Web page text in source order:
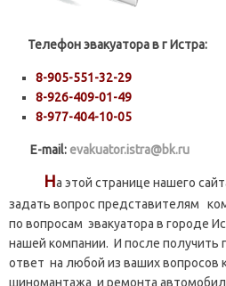
Телефон эвакуатора в г Истра:
8-905-551-32-29
8-926-409-01-49
8-977-404-10-05
E-mail:evakuator.istra@bk.ru
На этой странице нашего
задать вопрос представителям
по вопросам эвакуатора в городе
нашей компании. И после
ответ на любой из ваших вопросов
шиномантажа и ремонта